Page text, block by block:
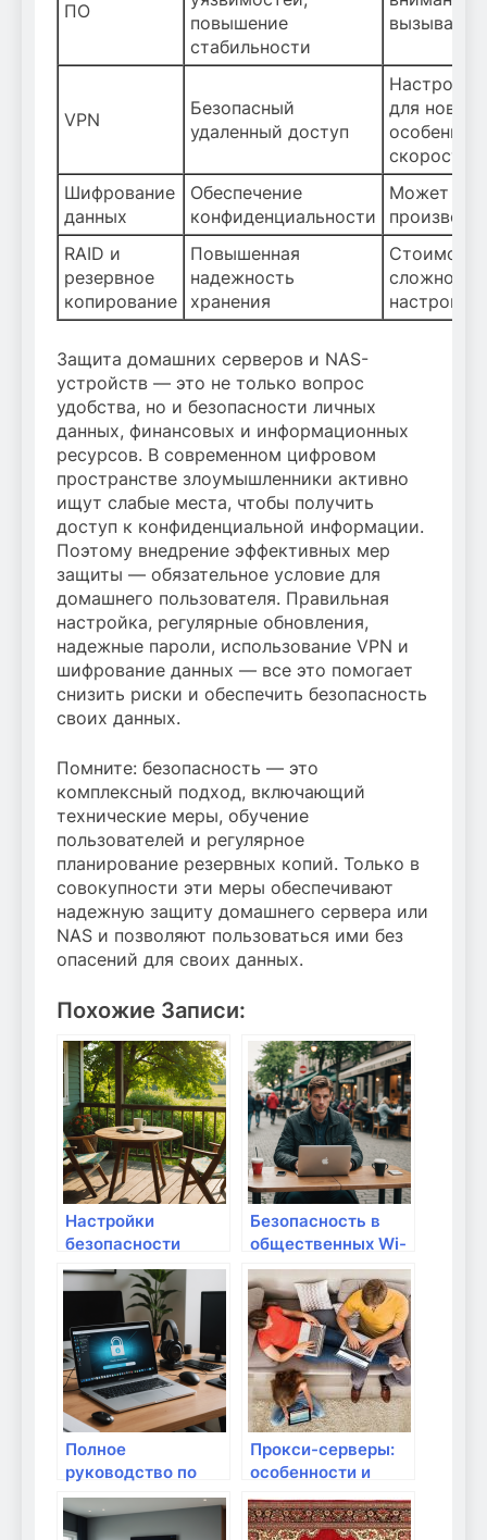
ПО
повышение
стабильности
вызывает
VPN
Безопасный
удаленный доступ
для
скорости
Шифрование
данных
Обеспечение
конфиденциальности
Может
RAID и
резервное
копирование
Повышенная
надежность
хранения
сложность
настройки
Защита домашних серверов и NAS-
устройств — это не только вопрос
удобства, но и безопасности личных
данных, финансовых и информационных
ресурсов. В современном цифровом
пространстве злоумышленники активно
ищут слабые места, чтобы получить
доступ к конфиденциальной информации.
Поэтому внедрение эффективных мер
защиты — обязательное условие для
домашнего пользователя. Правильная
настройка, регулярные обновления,
надежные пароли, использование VPN и
шифрование данных — все это помогает
снизить риски и обеспечить безопасность
своих данных.
Помните: безопасность — это
комплексный подход, включающий
технические меры, обучение
пользователей и регулярное
планирование резервных копий. Только в
совокупности эти меры обеспечивают
надежную защиту домашнего сервера или
NAS и позволяют пользоваться ими без
опасений для своих данных.
Похожие Записи:
Настройки
безопасности
роутера: как
защитить свои
данные?
Безопасность в
общественных Wi-
Fi: как защитить
свои данные дома
и в пути
Полное
руководство по
безопасной
настройке
Прокси-серверы:
особенности и
применение